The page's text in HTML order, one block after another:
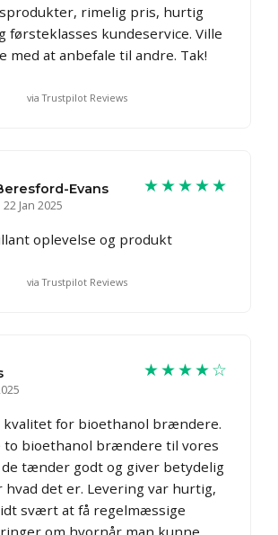
rimelig pris, hurtig
førsteklasses kundeservice. Ville
med at anbefale til andre. Tak!
via Trustpilot Reviews
Evans
22 Jan 2025
★★★★★
oplevelse og produkt
via Trustpilot Reviews
★★★★☆
kvalitet for bioethanol brændere.
to bioethanol brændere til vores
de tænder godt og giver betydelig
hvad det er. Levering var hurtig,
svært at få regelmæssige
om hvornår man kunne